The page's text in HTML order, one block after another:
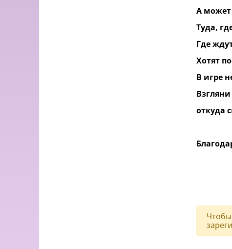
А может
Туда,
Где
Хотят
В игре
откуда